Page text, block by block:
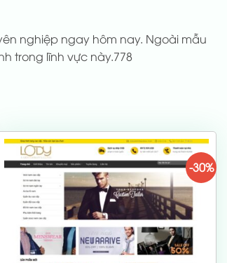
nghiệp ngay hôm nay. Ngoài mẫu
trong lĩnh vực này.778
-30%